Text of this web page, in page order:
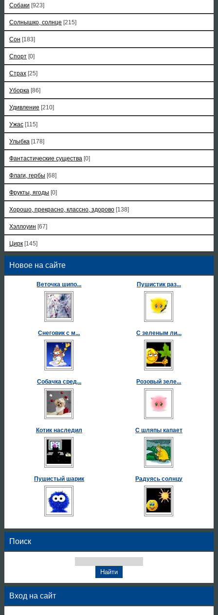
Собаки [923]
Солнышко, солнце [215]
Сон [183]
Спорт [0]
Страх [25]
Уборка [86]
Удивление [210]
Ужас [115]
Улыбка [178]
Фантастические существа [0]
Флаги, гербы [68]
Фрукты, ягоды [0]
Хорошо, прекрасно, классно, здорово [138]
Хэллоуин [67]
Цирк [145]
Новое на сайте
Веточка шипо... Пушистик раз...
Снеговик с м... С зеленым ли...
Собачка сред... Розовый зеле...
Котик наследил С шляпы капает
Пушистый шарик Радуясь солнцу
Поиск
Вход на сайт